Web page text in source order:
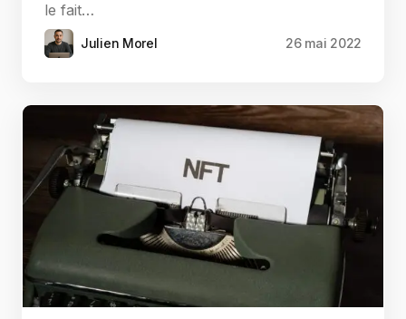
le fait…
Julien Morel 26 mai 2022